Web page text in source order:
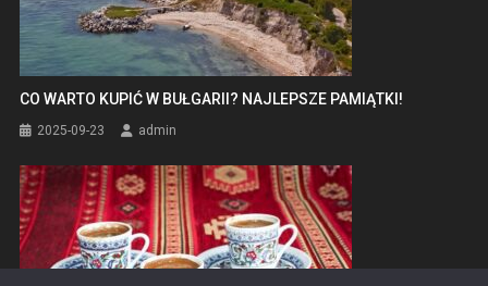
CO WARTO KUPIĆ W BUŁGARII? NAJLEPSZE PAMIĄTKI!
2025-09-23 admin